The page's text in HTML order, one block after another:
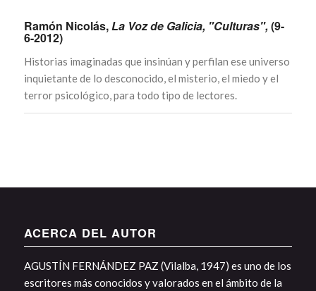
Ramón Nicolás,La Voz de Galicia, "Culturas", (9-
6-2012)
Historias imaginadas que insinúan y perfilan ese universo
inquietante de lo desconocido, el misterio, el miedo y el
terror psicológico, para todo tipo de lectores.
ACERCA DEL AUTOR
AGUSTÍN FERNÁNDEZ PAZ (Vilalba, 1947) es uno de los
escritores más conocidos y valorados en el ámbito de la